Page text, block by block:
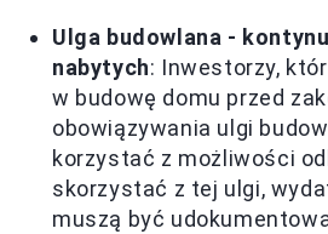
Ulga budowlana -
nabytych: Inwestorzy,
w budowę domu przed
obowiązywania ulgi
korzystać z możliwości
skorzystać z tej ulgi,
muszą być